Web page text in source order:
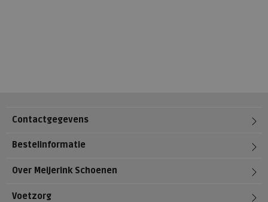
Contactgegevens
Bestelinformatie
Over Meijerink Schoenen
Voetzorg